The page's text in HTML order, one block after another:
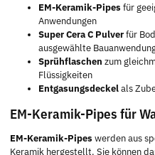
EM-Keramik-Pipes für
Anwendungen
Super Cera C Pulverfür
ausgewählte
Sprühflaschen zum
Flüssigkeiten
Entgasungsdeckelals
EM-Keramik-Pipes für
EM-Keramik-Pipes werden aus
Keramik hergestellt. Sie können